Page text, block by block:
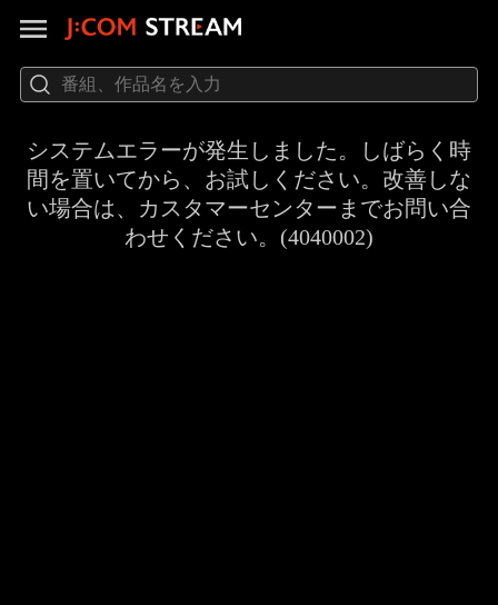
システムエラーが発生しました。しばらく時
間を置いてから、お試しください。改善しな
い場合は、カスタマーセンターまでお問い合
わせください。(4040002)